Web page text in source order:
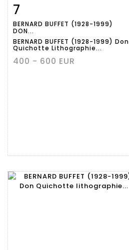
détaillée
7
BERNARD BUFFET (1928-1999)
DON...
BERNARD BUFFET (1928-1999) Don
Quichotte Lithographie...
400 - 600 EUR